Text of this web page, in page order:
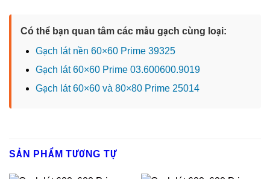
Có thể bạn quan tâm các mẫu gạch cùng loại:
Gạch lát nền 60×60 Prime 39325
Gạch lát 60×60 Prime 03.600600.9019
Gạch lát 60×60 và 80×80 Prime 25014
SẢN PHẨM TƯƠNG TỰ